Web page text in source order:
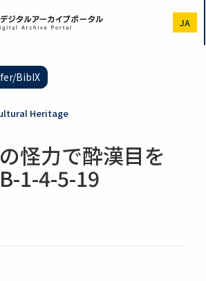
JA
BibIX
Heritage
怪力で酔漢目を
1-4-5-19